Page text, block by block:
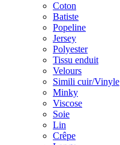
Coton
Batiste
Popeline
Jersey
Polyester
Tissu enduit
Velours
Simili cuir/Vinyle
Minky
Viscose
Soie
Lin
Crêpe